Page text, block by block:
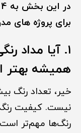
برای پروژه های
۱. آیا مداد
همیشه
خیر، تعداد رنگ
نیست. کیفیت